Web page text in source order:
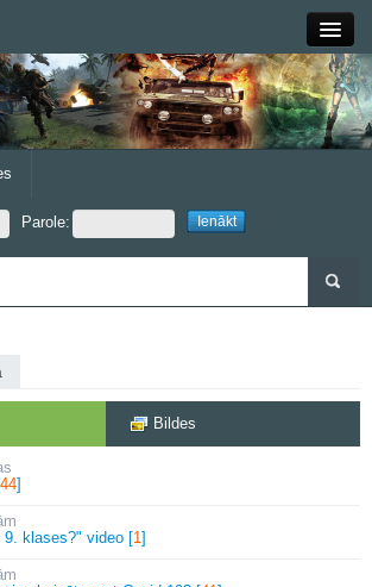
Close
Forums
Grupas
Parole:
Bildes
44]
klases?" video [1]